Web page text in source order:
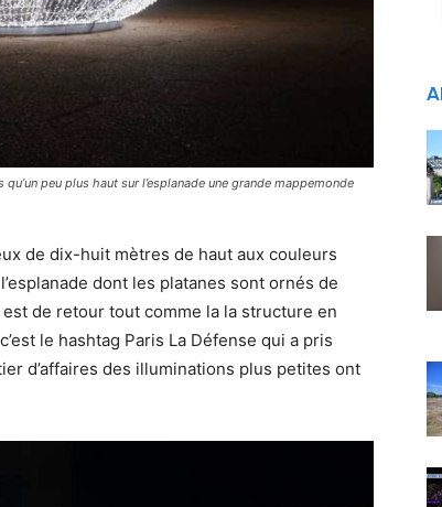
peu plus haut sur l’esplanade une grande mappemonde
de dix-huit mètres de haut aux couleurs
dont les platanes sont ornés de
de retour tout comme la la structure en
le hashtag Paris La Défense qui a pris
d’affaires des illuminations plus petites ont